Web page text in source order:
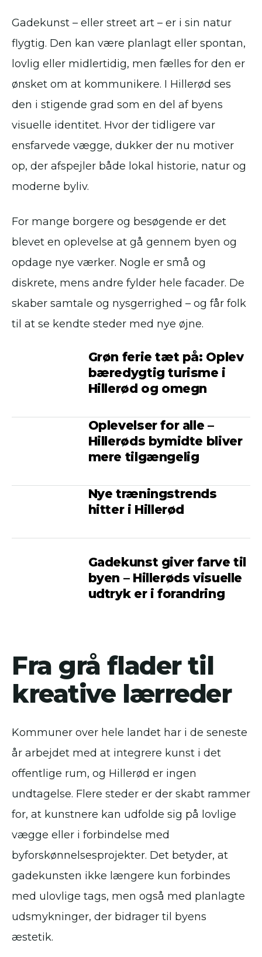
Gadekunst – eller street art – er i sin natur
flygtig. Den kan være planlagt eller spontan,
lovlig eller midlertidig, men fælles for den er
ønsket om at kommunikere. I Hillerød ses
den i stigende grad som en del af byens
visuelle identitet. Hvor der tidligere var
ensfarvede vægge, dukker der nu motiver
op, der afspejler både lokal historie, natur og
moderne byliv.
For mange borgere og besøgende er det
blevet en oplevelse at gå gennem byen og
opdage nye værker. Nogle er små og
diskrete, mens andre fylder hele facader. De
skaber samtale og nysgerrighed – og får folk
til at se kendte steder med nye øjne.
Grøn ferie tæt på: Oplev
bæredygtig turisme i
Hillerød og omegn
Oplevelser for alle –
Hillerøds bymidte bliver
mere tilgængelig
Nye træningstrends
hitter i Hillerød
Gadekunst giver farve til
byen – Hillerøds visuelle
udtryk er i forandring
Fra grå flader til
kreative lærreder
Kommuner over hele landet har i de seneste
år arbejdet med at integrere kunst i det
offentlige rum, og Hillerød er ingen
undtagelse. Flere steder er der skabt rammer
for, at kunstnere kan udfolde sig på lovlige
vægge eller i forbindelse med
byforskønnelsesprojekter. Det betyder, at
gadekunsten ikke længere kun forbindes
med ulovlige tags, men også med planlagte
udsmykninger, der bidrager til byens
æstetik.